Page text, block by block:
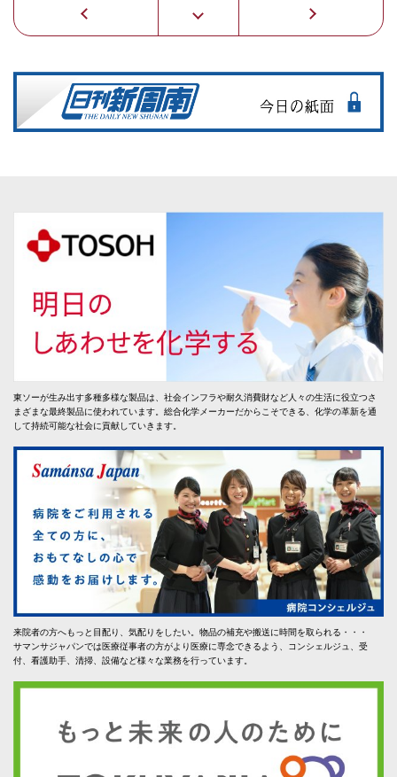
東ソーが生み出す多種多様な製品は、社会インフラや耐久消費財など人々の生活に役立つさ
まざまな最終製品に使われています。総合化学メーカーだからこそできる、化学の革新を通
して持続可能な社会に貢献していきます。
来院者の方へもっと目配り、気配りをしたい。物品の補充や搬送に時間を取られる・・・
サマンサジャパンでは医療従事者の方がより医療に専念できるよう、コンシェルジュ、受
付、看護助手、清掃、設備など様々な業務を行っています。